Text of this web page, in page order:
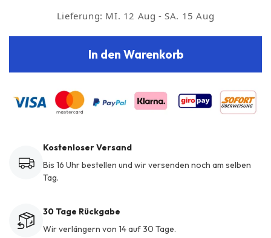
Lieferung: MI. 12 Aug - SA. 15 Aug
In den Warenkorb
Kostenloser Versand
Bis 16 Uhr bestellen und wir versenden noch am selben
Tag.
30 Tage Rückgabe
Wir verlängern von 14 auf 30 Tage.